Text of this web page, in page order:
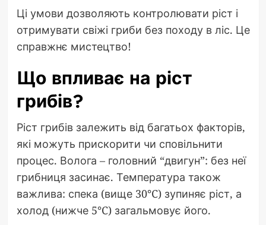
Ці умови дозволяють контролювати ріст і
отримувати свіжі гриби без походу в ліс. Це
справжнє мистецтво!
Що впливає на ріст
грибів?
Ріст грибів залежить від багатьох факторів,
які можуть прискорити чи сповільнити
процес. Волога – головний “двигун”: без неї
грибниця засинає. Температура також
важлива: спека (вище 30°C) зупиняє ріст, а
холод (нижче 5°C) загальмовує його.